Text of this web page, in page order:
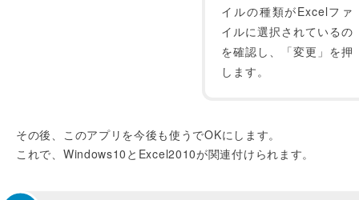
イルの種類がExcelファ
イルに選択されているの
を確認し、「変更」を押
します。
その後、このアプリを今後も使うでOKにします。
これで、Windows10とExcel2010が関連付けられます。